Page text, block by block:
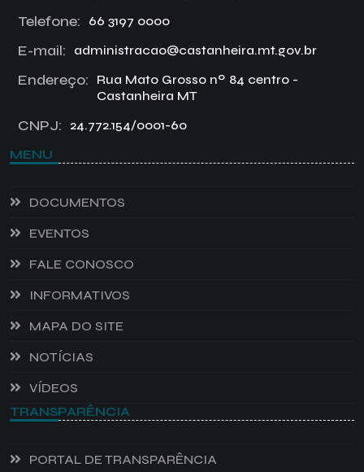
Telefone: 66 3197 0000
E-mail: administracao@castanheira.mt.gov.br
Endereço:
Rua Mato Grosso nº 84 centro -
Castanheira MT
CNPJ: 24.772.154/0001-60
MENU
DOCUMENTOS
EVENTOS
FALE CONOSCO
INFORMATIVOS
MAPA DO SITE
NOTÍCIAS
VÍDEOS
TRANSPARÊNCIA
PORTAL DE TRANSPARÊNCIA